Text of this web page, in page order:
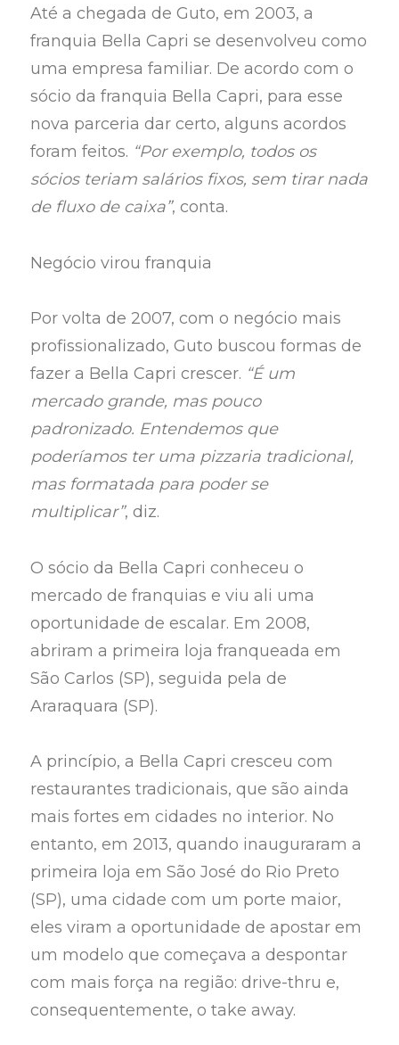
Até a chegada de Guto, em 2003, a
franquia Bella Capri se desenvolveu como
uma empresa familiar. De acordo com o
sócio da franquia Bella Capri, para esse
nova parceria dar certo, alguns acordos
foram feitos. “Por exemplo, todos os
sócios teriam salários fixos, sem tirar nada
de fluxo de caixa”, conta.
Negócio virou franquia
Por volta de 2007, com o negócio mais
profissionalizado, Guto buscou formas de
fazer a Bella Capri crescer. “É um
mercado grande, mas pouco
padronizado. Entendemos que
poderíamos ter uma pizzaria tradicional,
mas formatada para poder se
multiplicar”, diz.
O sócio da Bella Capri conheceu o
mercado de franquias e viu ali uma
oportunidade de escalar. Em 2008,
abriram a primeira loja franqueada em
São Carlos (SP), seguida pela de
Araraquara (SP).
A princípio, a Bella Capri cresceu com
restaurantes tradicionais, que são ainda
mais fortes em cidades no interior. No
entanto, em 2013, quando inauguraram a
primeira loja em São José do Rio Preto
(SP), uma cidade com um porte maior,
eles viram a oportunidade de apostar em
um modelo que começava a despontar
com mais força na região: drive-thru e,
consequentemente, o take away.